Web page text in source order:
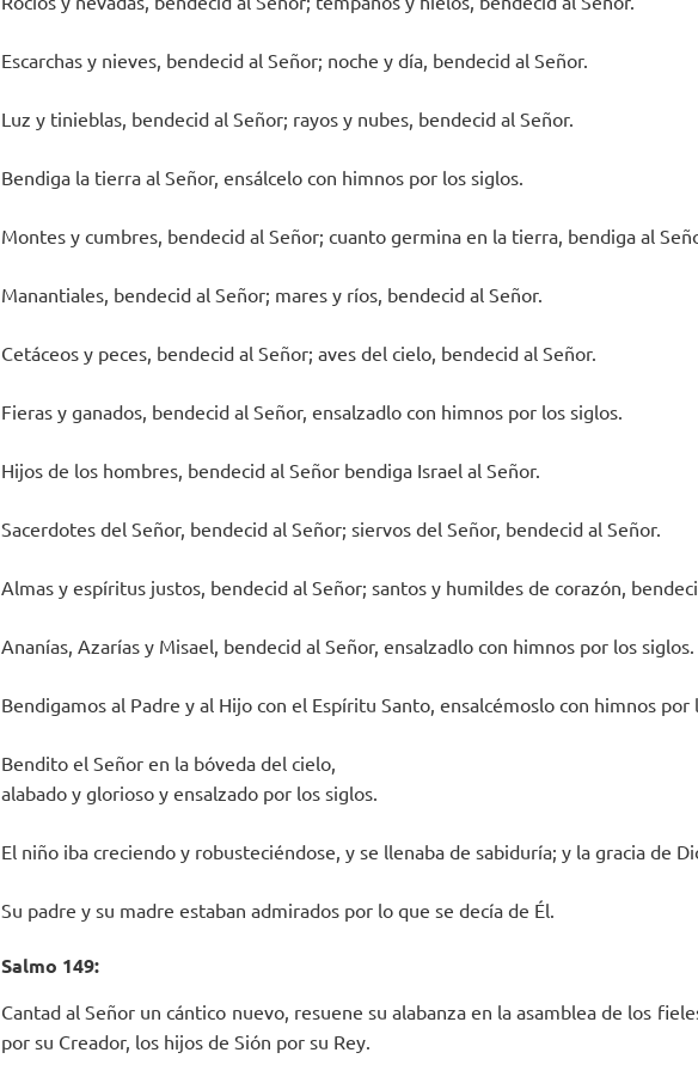
Escarchas y nieves, bendecid al Señor; noche y día, bendecid al Señor.
Luz y tinieblas, bendecid al Señor; rayos y nubes, bendecid al Señor.
Bendiga la tierra al Señor, ensálcelo con himnos por los siglos.
Montes y cumbres, bendecid al Señor; cuanto germina en la tierra, bendiga al
Manantiales, bendecid al Señor; mares y ríos, bendecid al Señor.
Cetáceos y peces, bendecid al Señor; aves del cielo, bendecid al Señor.
Fieras y ganados, bendecid al Señor, ensalzadlo con himnos por los siglos.
Hijos de los hombres, bendecid al Señor bendiga Israel al Señor.
Sacerdotes del Señor, bendecid al Señor; siervos del Señor, bendecid al Señor.
Almas y espíritus justos, bendecid al Señor; santos y humildes de corazón,
Ananías, Azarías y Misael, bendecid al Señor, ensalzadlo con himnos por los siglos.
Bendigamos al Padre y al Hijo con el Espíritu Santo, ensalcémoslo con himnos por
Bendito el Señor en la bóveda del cielo,
alabado y glorioso y ensalzado por los siglos.
El niño iba creciendo y robusteciéndose, y se llenaba de sabiduría; y la gracia de
Su padre y su madre estaban admirados por lo que se decía de Él.
Salmo 149:
Cantad al Señor un cántico nuevo, resuene su alabanza en la asamblea de los
por su Creador, los hijos de Sión por su Rey.